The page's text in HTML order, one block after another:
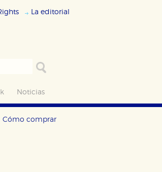
La editorial
Noticias
Cómo comprar